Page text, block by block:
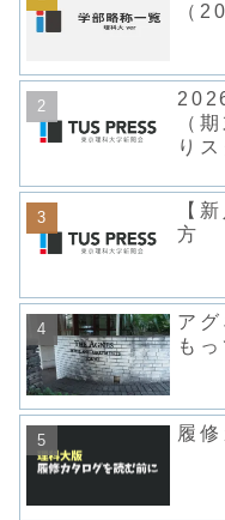
（
（
りス
【
方
ア
も
履